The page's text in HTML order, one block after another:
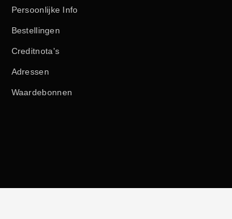
Persoonlijke Info
Bestellingen
Creditnota's
Adressen
Waardebonnen